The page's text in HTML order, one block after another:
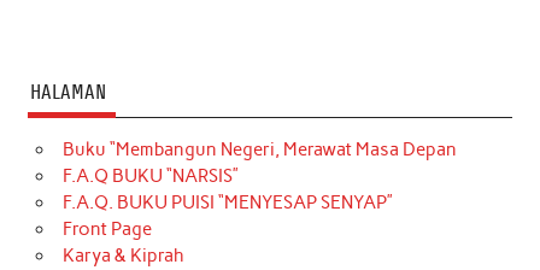
HALAMAN
Buku “Membangun Negeri, Merawat Masa Depan
F.A.Q BUKU “NARSIS”
F.A.Q. BUKU PUISI “MENYESAP SENYAP”
Front Page
Karya & Kiprah